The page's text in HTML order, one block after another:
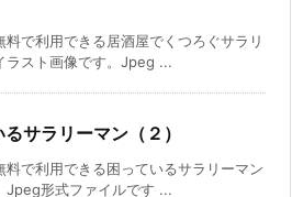
料で利用できる居酒屋でくつろぐサラリ
ラスト画像です。Jpeg ...
サラリーマン（２）
料で利用できる困っているサラリーマン
Jpeg形式ファイルです ...